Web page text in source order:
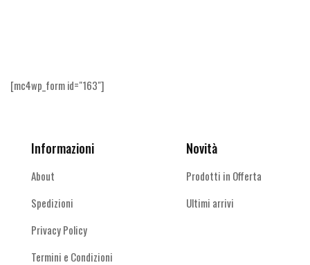
[mc4wp_form id="163"]
Informazioni
About
Spedizioni
Privacy Policy
Termini e Condizioni
Novità
Prodotti in Offerta
Ultimi arrivi